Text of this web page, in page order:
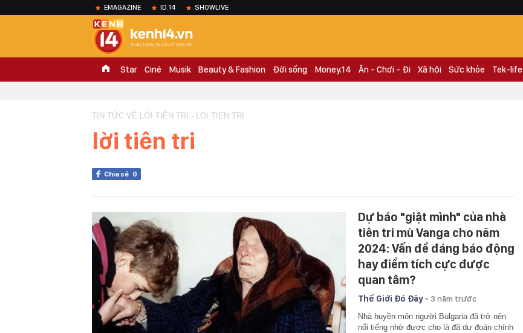
EMAGAZINE ID.14 SHOWLIVE
Star Ciné Musik Beauty & Fashion Đời sống Money.14 Ăn - Chơi - Đi Xã hội Sức khỏe Tek-life
TIN TỨC VỀ LỜI TIÊN TRI - LOI TIEN TRI
lời tiên tri
Chia sẻ 0
Dự báo "giật mình" của nhà
tiên tri mù Vanga cho năm
2024: Vấn đề đáng báo động
hay điểm tích cực được
quan tâm?
Thế Giới Đó Đây- 3 năm trước
Nhà huyền môn người Bulgaria đã trở nên
nổi tiếng nhờ được cho là đã dự đoán chính